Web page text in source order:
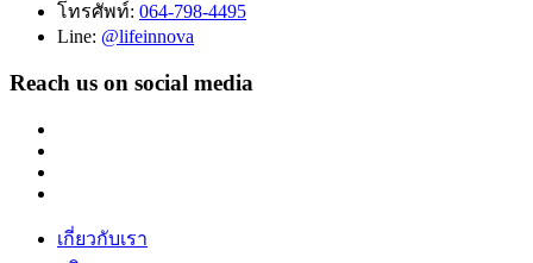
โทรศัพท์: 064-798-4495
Line: @lifeinnova
Reach us on social media
เกี่ยวกับเรา